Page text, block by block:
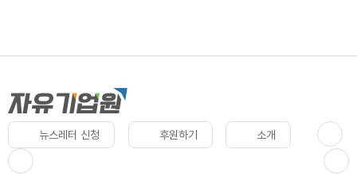
뉴스레터 신청 후원하기 소개